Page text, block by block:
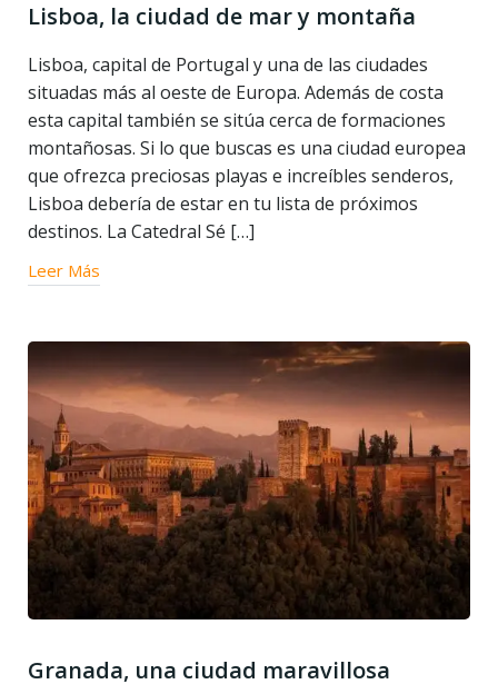
Lisboa, la ciudad de mar y montaña
Lisboa, capital de Portugal y una de las ciudades
situadas más al oeste de Europa. Además de costa
esta capital también se sitúa cerca de formaciones
montañosas. Si lo que buscas es una ciudad europea
que ofrezca preciosas playas e increíbles senderos,
Lisboa debería de estar en tu lista de próximos
destinos. La Catedral Sé […]
Leer Más
Granada, una ciudad maravillosa